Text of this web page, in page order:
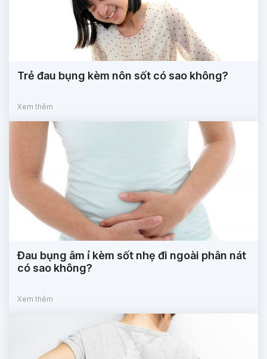
Trẻ đau bụng kèm nôn sốt có sao không?
Xem thêm
Đau bụng âm ỉ kèm sốt nhẹ đi ngoài phân nát
có sao không?
Xem thêm